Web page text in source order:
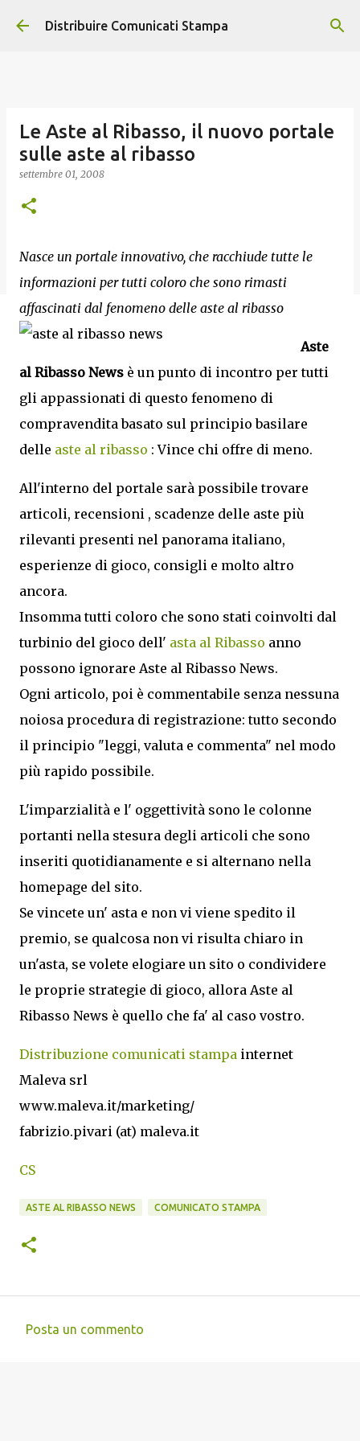
Passa ai contenuti principali
Distribuire Comunicati Stampa
Le Aste al Ribasso, il nuovo portale
sulle aste al ribasso
settembre 01, 2008
Nasce un portale innovativo, che racchiude tutte le
informazioni per tutti coloro che sono rimasti
affascinati dal fenomeno delle aste al ribasso
Aste
al Ribasso News è un punto di incontro per tutti
gli appassionati di questo fenomeno di
compravendita basato sul principio basilare
delle aste al ribasso : Vince chi offre di meno.
All'interno del portale sarà possibile trovare
articoli, recensioni , scadenze delle aste più
rilevanti presenti nel panorama italiano,
esperienze di gioco, consigli e molto altro
ancora.
Insomma tutti coloro che sono stati coinvolti dal
turbinio del gioco dell' asta al Ribasso anno
possono ignorare Aste al Ribasso News.
Ogni articolo, poi è commentabile senza nessuna
noiosa procedura di registrazione: tutto secondo
il principio "leggi, valuta e commenta" nel modo
più rapido possibile.
L'imparzialità e l' oggettività sono le colonne
portanti nella stesura degli articoli che sono
inseriti quotidianamente e si alternano nella
homepage del sito.
Se vincete un' asta e non vi viene spedito il
premio, se qualcosa non vi risulta chiaro in
un'asta, se volete elogiare un sito o condividere
le proprie strategie di gioco, allora Aste al
Ribasso News è quello che fa' al caso vostro.
Distribuzione comunicati stampa internet
Maleva srl
www.maleva.it/marketing/
fabrizio.pivari (at) maleva.it
CS
ASTE AL RIBASSO NEWS COMUNICATO STAMPA
Posta un commento